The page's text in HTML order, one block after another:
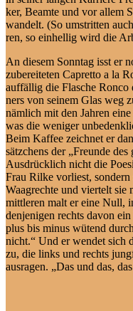
ker, Be­am­te und vor al­lem
wan­delt. (So um­strit­ten
ren, so ein­hel­lig wird die
An die­sem Sonn­tag isst er
zu­be­rei­te­ten Ca­pret­to a la
auf­fäl­lig die Fla­sche
ners von sei­nem Glas weg
näm­lich mit den Jah­ren
was die we­ni­ger
Beim Kaf­fee zeich­net er
sätz­chens der „Freun­de
Aus­drück­lich nicht die
Frau Ril­ke vor­liest,
Waag­rech­te und vier­telt sie
mitt­le­ren malt er ei­ne Null,
den­je­ni­gen rechts da­von
plus bis mi­nus wü­tend
nicht.“ Und er wen­det sich
zu, die links und rechts
aus­ra­gen. „Das und das,